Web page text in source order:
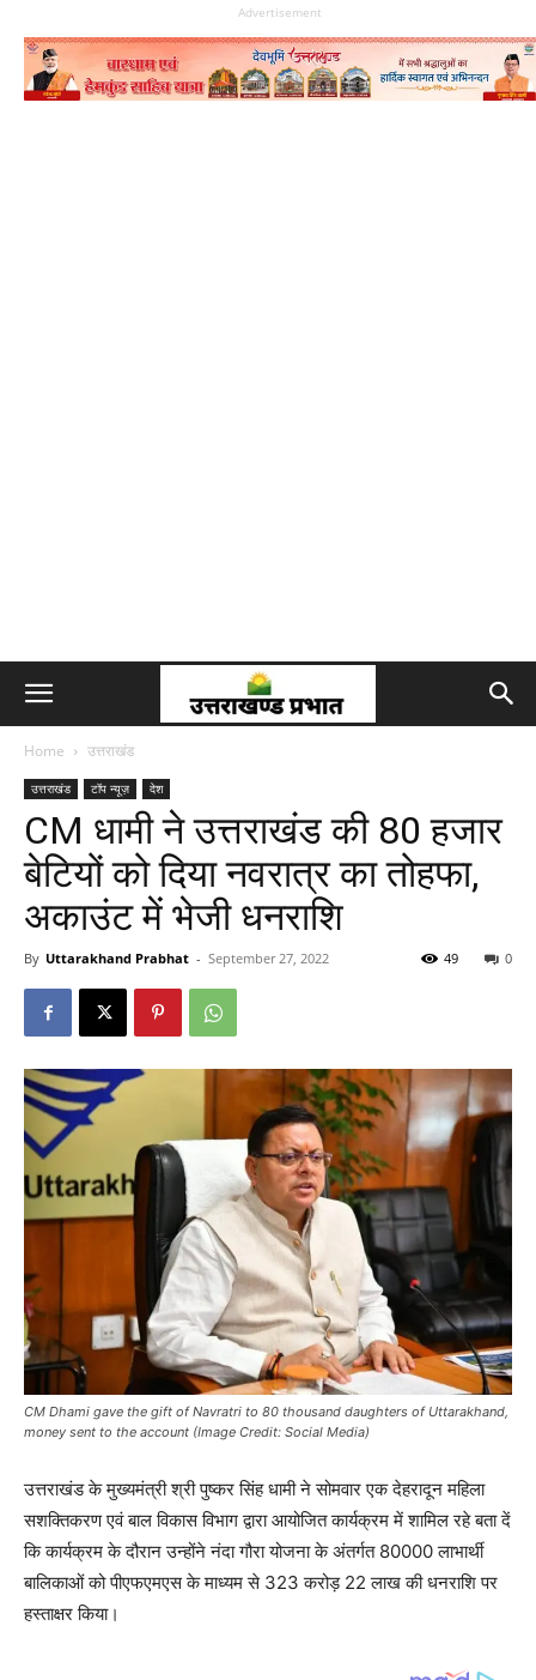
Advertisement
Home उत्तराखंड
उत्तराखंड टॉप न्यूज़ देश
CM धामी ने उत्तराखंड की 80 हजार
बेटियों को दिया नवरात्र का तोहफा,
अकाउंट में भेजी धनराशि
By Uttarakhand Prabhat - September 27, 2022 0
49
CM Dhami gave the gift of Navratri to 80 thousand daughters of Uttarakhand,
money sent to the account (Image Credit: Social Media)
उत्तराखंड के मुख्यमंत्री श्री पुष्कर सिंह धामी ने सोमवार एक देहरादून महिला
सशक्तिकरण एवं बाल विकास विभाग द्वारा आयोजित कार्यक्रम में शामिल रहे बता दें
कि कार्यक्रम के दौरान उन्होंने नंदा गौरा योजना के अंतर्गत 80000 लाभार्थी
बालिकाओं को पीएफएमएस के माध्यम से 323 करोड़ 22 लाख की धनराशि पर
हस्ताक्षर किया।